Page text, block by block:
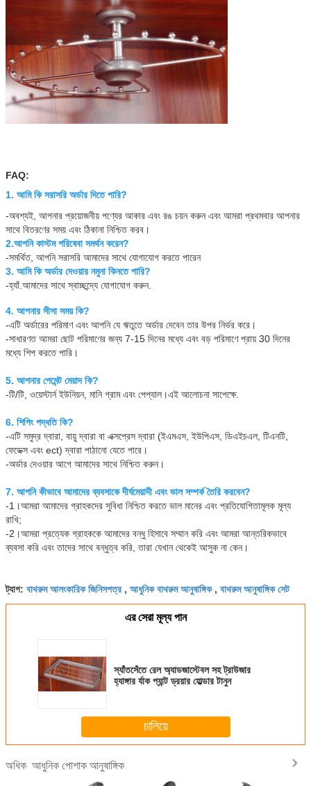
FAQ:
1. আমি কি সরাসরি অর্ডার দিতে পারি?
-অবশ্যই, আপনার প্রয়োজনীয় পণ্যের আকার এবং রঙ চয়ন করুন এবং আমরা প্রথমবার আপনার
সাথে বিতরণের সময় এবং ঠিকানা নিশ্চিত করব।
2.আপনি কাস্টম পরিষেবা সমর্থন করেন?
-সমর্থিত, আপনি সরাসরি আমাদের সাথে যোগাযোগ করতে পারেন
3. আমি কি অর্ডার দেওয়ার নমুনা কিনতে পারি?
-হ্যাঁ.আমাদের সাথে স্বাচ্ছন্দ্যে যোগাযোগ করুন.
4. আপনার সীসা সময় কি?
-এটি অর্ডারের পরিমাণ এবং আপনি যে ঋতুতে অর্ডার দেবেন তার উপর নির্ভর করে।
-সাধারণত আমরা ছোট পরিমাণের জন্য 7-15 দিনের মধ্যে এবং বড় পরিমাণে প্রায় 30 দিনের
মধ্যে শিপ করতে পারি।
5. আপনার পেমেন্ট মেয়াদ কি?
-টি/টি, ওয়েস্টার্ন ইউনিয়ন, মানি গ্রাম এবং পেপ্যাল।এই আলোচনা সাপেক্ষে.
6. শিপিং পদ্ধতি কি?
-এটি সমুদ্র দ্বারা, বায়ু দ্বারা বা এক্সপ্রেস দ্বারা (ইএমএস, ইউপিএস, ডিএইচএল, টিএনটি,
ফেডেক্স এবং ect) দ্বারা পাঠানো যেতে পারে।
-অর্ডার দেওয়ার আগে আমাদের সাথে নিশ্চিত করুন।
7. আপনি কীভাবে আমাদের ব্যবসাকে দীর্ঘমেয়াদী এবং ভাল সম্পর্ক তৈরি করবেন?
-1।আমরা আমাদের গ্রাহকদের সুবিধা নিশ্চিত করতে ভাল মানের এবং প্রতিযোগিতামূলক মূল্য
রাখি;
-2।আমরা প্রত্যেক গ্রাহককে আমাদের বন্ধু হিসাবে সম্মান করি এবং আমরা আন্তরিকভাবে
ব্যবসা করি এবং তাদের সাথে বন্ধুত্ব করি, তারা যেখান থেকেই আসুক না কেন।
ট্যাগ: বাথরুম আলংকারিক জিনিসপত্র , আধুনিক বাথরুম আনুষাঙ্গিক, বাথরুম আনুষাঙ্গিক সেট
এর সেরা মূল্য পান
স্যাঁতসেঁতে রেল অ্যাডজাস্টেবল সহ ট্রাউজার
হ্যাঙ্গার র্যাক প্যান্ট ড্রয়ার হোল্ডার টানুন
চালিয়ে
অধিক আধুনিক পোশাক আনুষাঙ্গিক